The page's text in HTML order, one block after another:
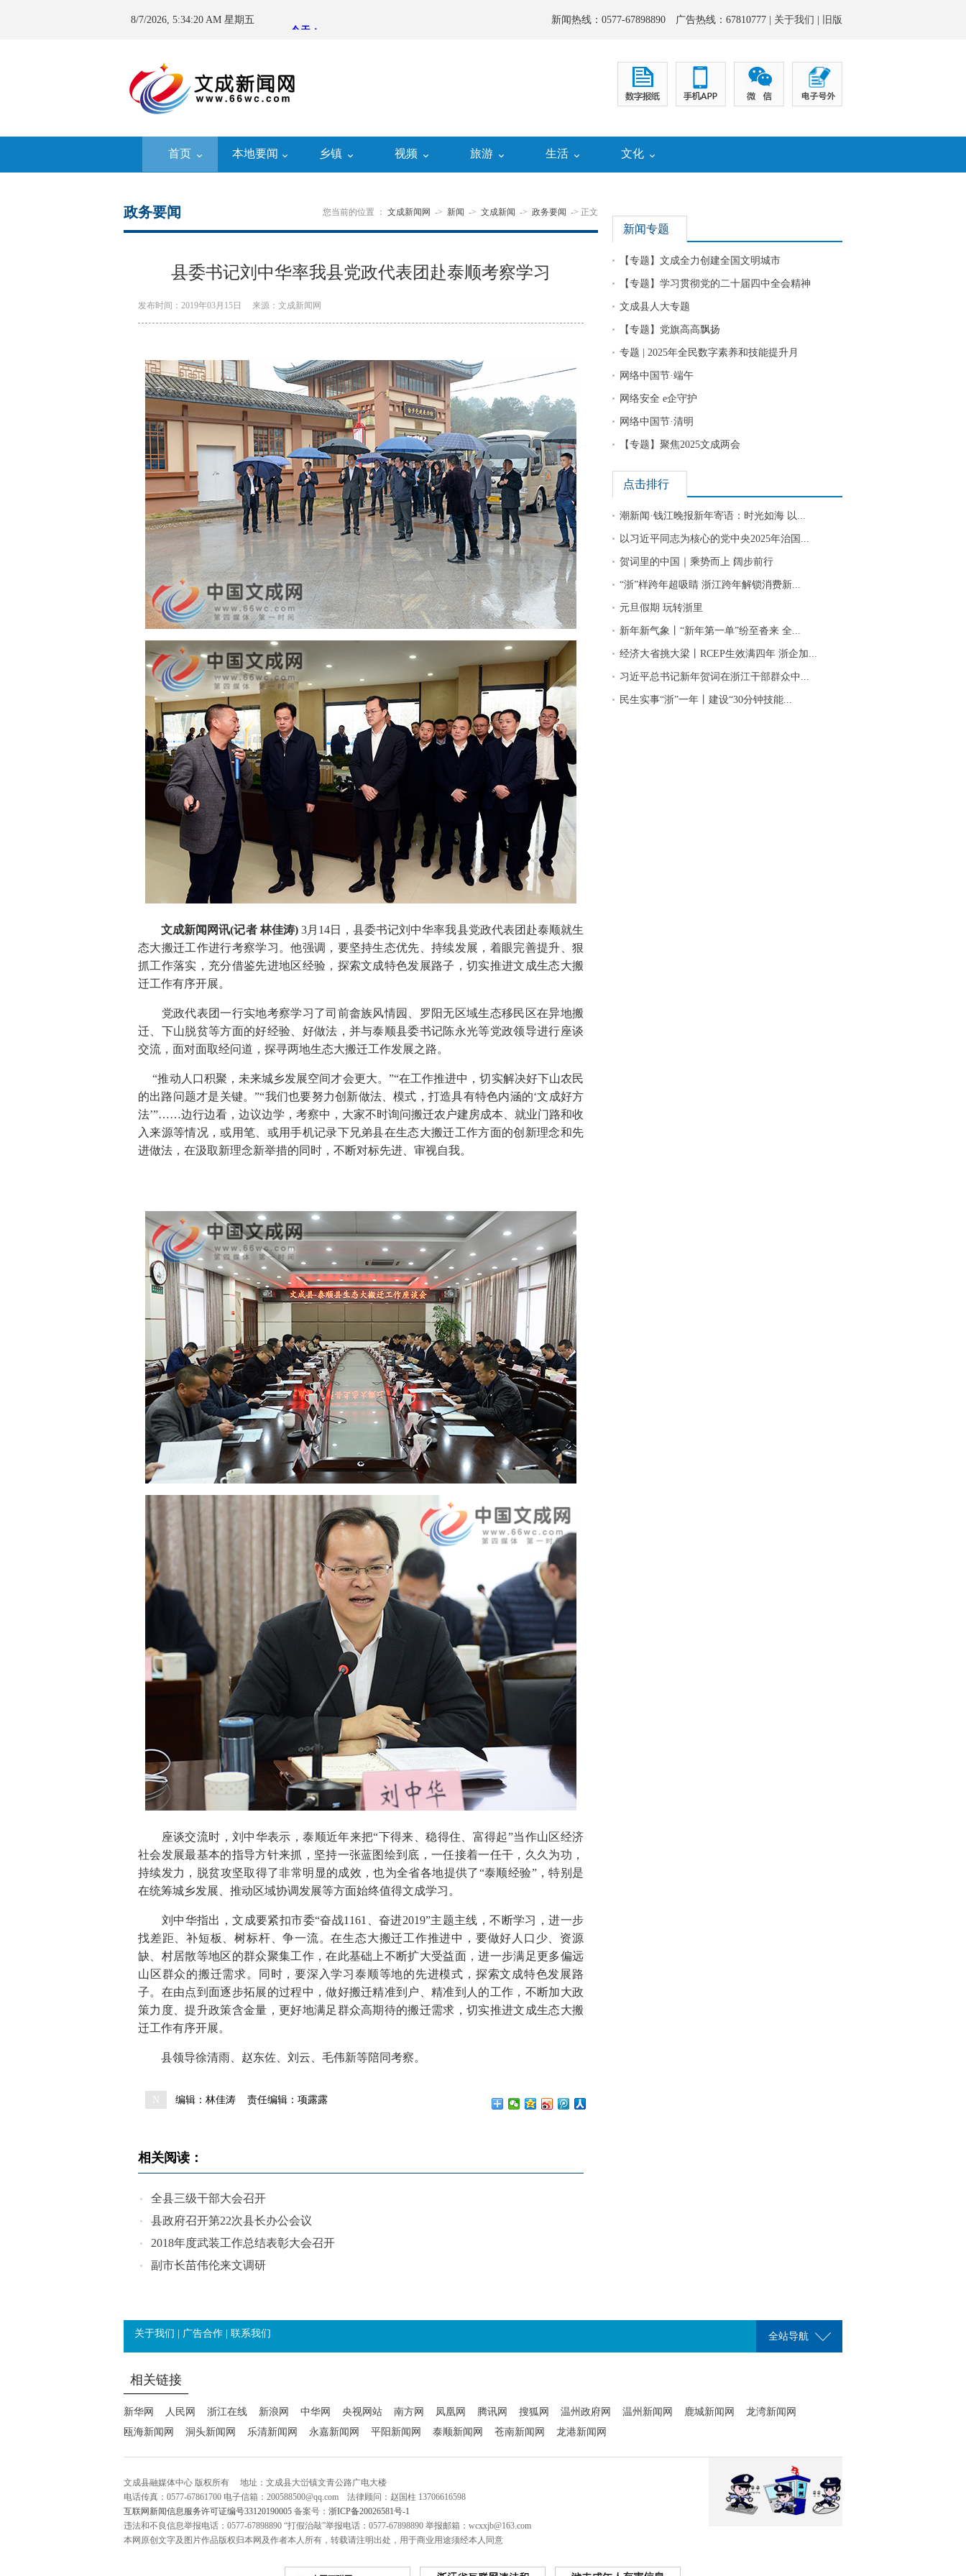
8/7/2026, 5:34:21 AM 星期五 新闻热线：0577-67898890 广告热线：67810777 | 关于我们 旧版
首页 本地要闻 乡镇 视频 旅游 生活 文化
您当前的位置 ： 文成新闻网 -> 新闻 -> 文成新闻 -> 政务要闻 -> 正文
政务要闻
县委书记刘中华率我县党政代表团赴泰顺考察学习
发布时间：2019年03月15日 来源：文成新闻网
文成新闻网讯(记者 林佳涛) 3月14日，县委书记刘中华率我县党政代表团赴泰顺就生
态大搬迁工作进行考察学习。他强调，要坚持生态优先、持续发展，着眼完善提升、狠
抓工作落实，充分借鉴先进地区经验，探索文成特色发展路子，切实推进文成生态大搬
迁工作有序开展。
党政代表团一行实地考察学习了司前畲族风情园、罗阳无区域生态移民区在异地搬
迁、下山脱贫等方面的好经验、好做法，并与泰顺县委书记陈永光等党政领导进行座谈
交流，面对面取经问道，探寻两地生态大搬迁工作发展之路。
“推动人口积聚，未来城乡发展空间才会更大。”“在工作推进中，切实解决好下山农民
的出路问题才是关键。”“我们也要努力创新做法、模式，打造具有特色内涵的‘文成好方
法’”……边行边看，边议边学，考察中，大家不时询问搬迁农户建房成本、就业门路和收
入来源等情况，或用笔、或用手机记录下兄弟县在生态大搬迁工作方面的创新理念和先
进做法，在汲取新理念新举措的同时，不断对标先进、审视自我。
座谈交流时，刘中华表示，泰顺近年来把“下得来、稳得住、富得起”当作山区经济
社会发展最基本的指导方针来抓，坚持一张蓝图绘到底，一任接着一任干，久久为功，
持续发力，脱贫攻坚取得了非常明显的成效，也为全省各地提供了“泰顺经验”，特别是
在统筹城乡发展、推动区域协调发展等方面始终值得文成学习。
刘中华指出，文成要紧扣市委“奋战1161、奋进2019”主题主线，不断学习，进一步
找差距、补短板、树标杆、争一流。在生态大搬迁工作推进中，要做好人口少、资源
缺、村居散等地区的群众聚集工作，在此基础上不断扩大受益面，进一步满足更多偏远
山区群众的搬迁需求。同时，要深入学习泰顺等地的先进模式，探索文成特色发展路
子。在由点到面逐步拓展的过程中，做好搬迁精准到户、精准到人的工作，不断加大政
策力度、提升政策含金量，更好地满足群众高期待的搬迁需求，切实推进文成生态大搬
迁工作有序开展。
县领导徐清雨、赵东佐、刘云、毛伟新等陪同考察。
N 编辑：林佳涛 责任编辑：项露露
相关阅读：
全县三级干部大会召开
县政府召开第22次县长办公会议
2018年度武装工作总结表彰大会召开
副市长苗伟伦来文调研
新闻专题
【专题】文成全力创建全国文明城市
【专题】学习贯彻党的二十届四中全会精神
文成县人大专题
【专题】党旗高高飘扬
专题 | 2025年全民数字素养和技能提升月
网络中国节·端午
网络安全 e企守护
网络中国节·清明
【专题】聚焦2025文成两会
点击排行
潮新闻·钱江晚报新年寄语：时光如海 以...
以习近平同志为核心的党中央2025年治国...
贺词里的中国｜乘势而上 阔步前行
“浙”样跨年超吸睛 浙江跨年解锁消费新...
元旦假期 玩转浙里
新年新气象丨“新年第一单”纷至沓来 全...
经济大省挑大梁丨RCEP生效满四年 浙企加...
习近平总书记新年贺词在浙江干部群众中...
民生实事“浙”一年丨建设“30分钟技能...
关于我们 广告合作 联系我们 全站导航
相关链接
新华网 人民网 浙江在线 新浪网 中华网 央视网站 南方网 凤凰网 腾讯网 搜狐网 温州政府网 温州新闻网 鹿城新闻网
龙湾新闻网
瓯海新闻网
洞头新闻网 乐清新闻网 永嘉新闻网 平阳新闻网 泰顺新闻网 苍南新闻网 龙港新闻网
文成县融媒体中心 版权所有
地址：文成县大峃镇文青公路广电大楼
电话传真：0577-67861700 电子信箱：200588500@qq.com 法律顾问：赵国柱 13706616598
互联网新闻信息服务许可证编号33120190005 备案号： 浙ICP备20026581号-1
违法和不良信息举报电话：0577-67898890 “打假治敲”举报电话：0577-67898890 举报邮箱：wcxxjb@163.com
本网原创文字及图片作品版权归本网及作者本人所有，转载请注明出处，用于商业用途须经本人同意